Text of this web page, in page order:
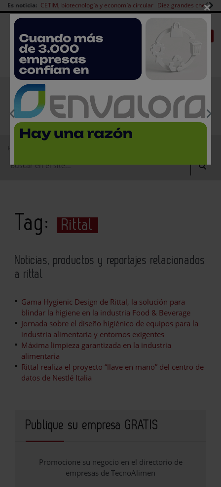
Es noticia: CETIM, biotecnología y economía circular Diez grandes chefs
Redes Sociales
Es noticia
| CANAL EMPLEO Login empresas Registro
Tag: Rittal
Noticias, productos y reportajes relacionados
a rittal
Gama Hygienic Design de Rittal, la solución para
blindar la higiene en la industria Food & Beverage
Jornada sobre el diseño higiénico de equipos para la
industria alimentaria y entornos exigentes
Máxima limpieza garantizada en la industria
alimentaria
Rittal realiza el proyecto “llave en mano” del centro de
datos de Nestlé Italia
Publique su empresa GRATIS
Promocione su negocio en el directorio de
empresas de TecnoAlimen
×